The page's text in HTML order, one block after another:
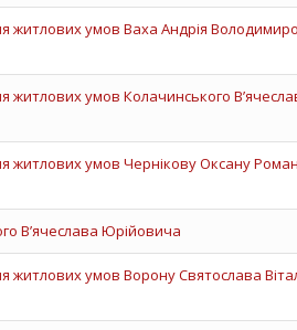
житлових умов Ваха Андрія
житлових умов Колачинського
житлових умов Чернікову Оксану
В’ячеслава Юрійовича
житлових умов Ворону Святослава